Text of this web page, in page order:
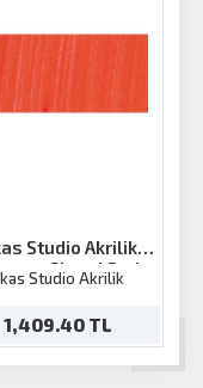
Studio Akrilik
Signal Red
250ml
Studio Akrilik
1,409.40 TL